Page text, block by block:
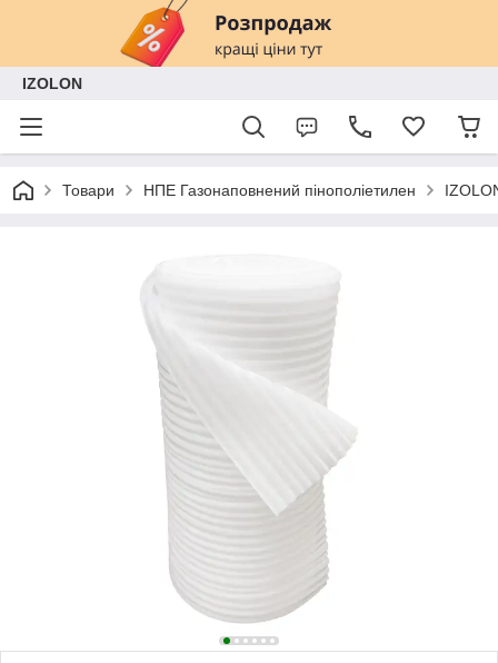
IZOLON
Товари НПЕ Газонаповнений пінополіетилен